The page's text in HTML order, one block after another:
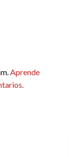
Aprende